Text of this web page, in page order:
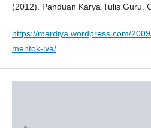
(2012). Panduan Karya Tulis Guru.
https://mardiya.wordpress.com/
mentok-iva/